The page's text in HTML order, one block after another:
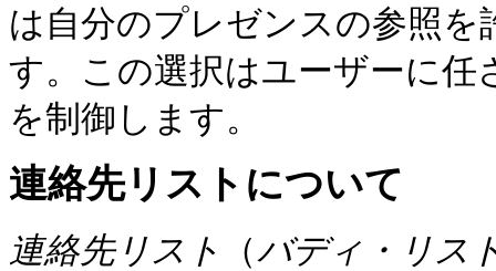
は自分のプレゼンスの参照
す。この選択はユーザーに
を制御します。
連絡先リストについて
連絡先リスト （バディ・リス